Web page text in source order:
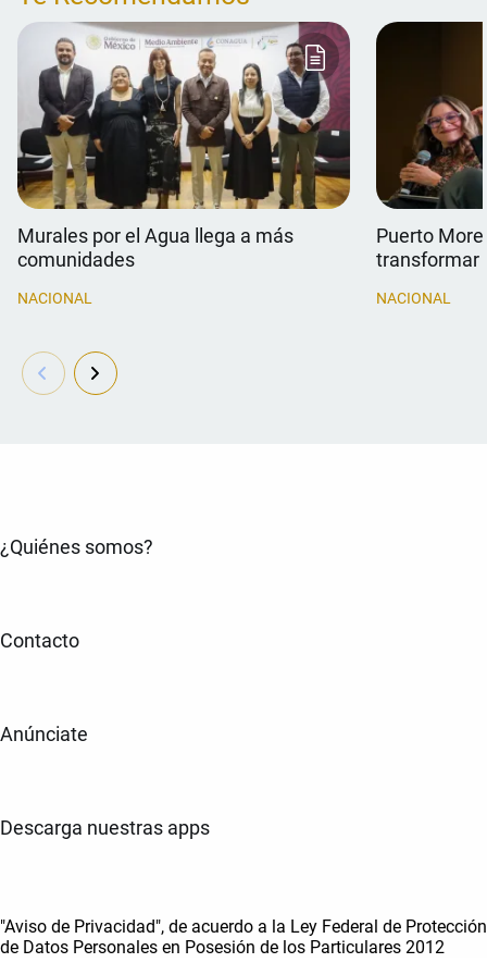
Murales por el Agua llega a más
comunidades
NACIONAL
Puerto
transformar
NACIONAL
¿Quiénes somos?
Contacto
Anúnciate
Descarga nuestras apps
"Aviso de Privacidad", de acuerdo a la Ley Federal de Protección
de Datos Personales en Posesión de los Particulares 2012